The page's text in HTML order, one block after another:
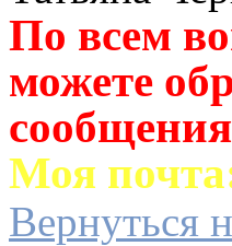
По всем
можете
Моя
Вернуться